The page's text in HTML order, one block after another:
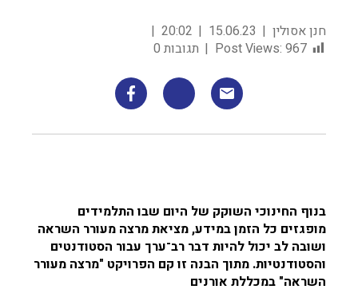
חנן אסולין 15.06.23
20:02
Post Views: 967 תגובות 0
בנוף החינוכי השוקק של היום שבו התלמידים
מופגזים כל הזמן במידע, מציאת מרצה מעורר השראה
ושובה לב יכול להיות דבר רב־ערך עבור הסטודנטים
והסטודנטיות. מתוך הבנה זו קם הפרויקט "מרצה מעורר
השראה" במכללת אורנים